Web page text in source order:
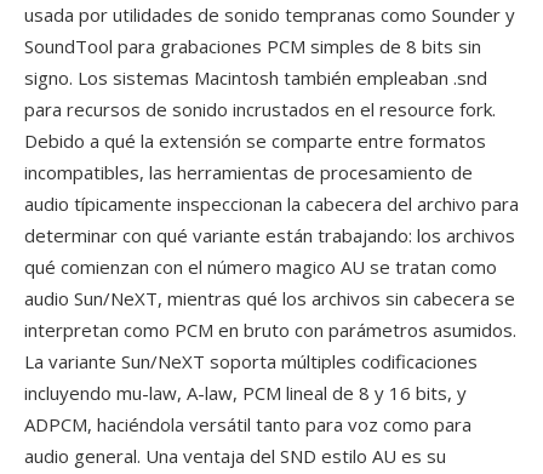
usada por utilidades de sonido tempranas como Sounder y
SoundTool para grabaciones PCM simples de 8 bits sin
signo. Los sistemas Macintosh también empleaban .snd
para recursos de sonido incrustados en el resource fork.
Debido a qué la extensión se comparte entre formatos
incompatibles, las herramientas de procesamiento de
audio típicamente inspeccionan la cabecera del archivo para
determinar con qué variante están trabajando: los archivos
qué comienzan con el número magico AU se tratan como
audio Sun/NeXT, mientras qué los archivos sin cabecera se
interpretan como PCM en bruto con parámetros asumidos.
La variante Sun/NeXT soporta múltiples codificaciones
incluyendo mu-law, A-law, PCM lineal de 8 y 16 bits, y
ADPCM, haciéndola versátil tanto para voz como para
audio general. Una ventaja del SND estilo AU es su